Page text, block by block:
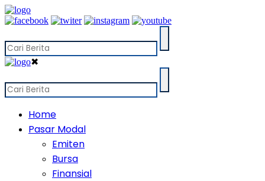
✖
Home
Pasar Modal
Emiten
Bursa
Finansial